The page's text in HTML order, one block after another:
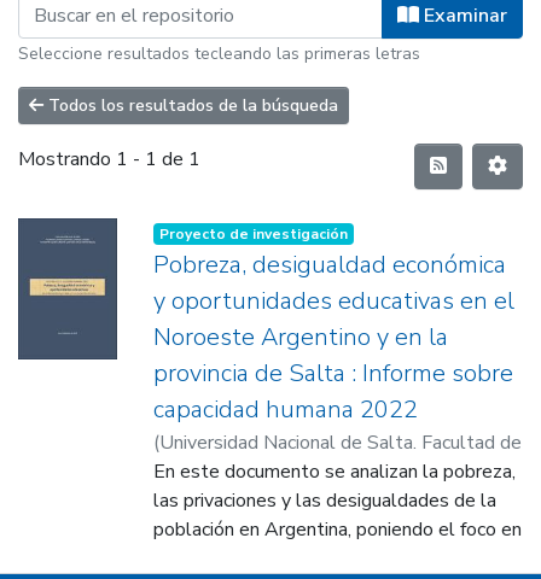
Examinar
Seleccione resultados tecleando las primeras letras
Todos los resultados de la búsqueda
Mostrando 1 - 1 de 1
Proyecto de investigación
Pobreza, desigualdad económica
y oportunidades educativas en el
Noroeste Argentino y en la
provincia de Salta : Informe sobre
capacidad humana 2022
(Universidad Nacional de Salta. Facultad de
Ciencias Económicas, Jurídicas y Sociales,
2022-12-01) Universidad Nacional de
Salta. Facultad de Ciencias Económicas,
En este documento se analizan la pobreza,
las privaciones y las desigualdades de la
población en Argentina, poniendo el foco en